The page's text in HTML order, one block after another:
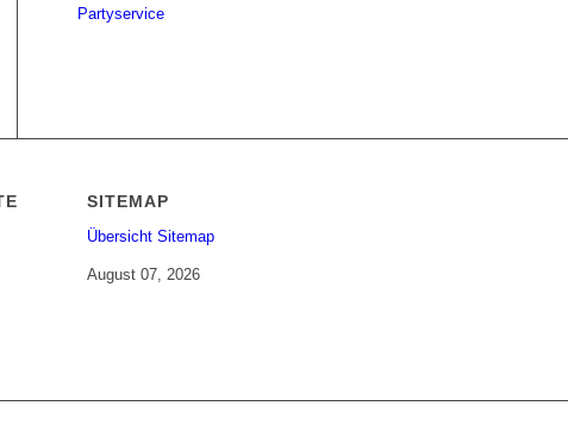
Partyservice
SITEMAP
Übersicht Sitemap
August 07, 2026